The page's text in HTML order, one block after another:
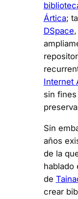
Ártica;
DSpace
Internet
sin
Sin
años
de la
hablado
de
crear